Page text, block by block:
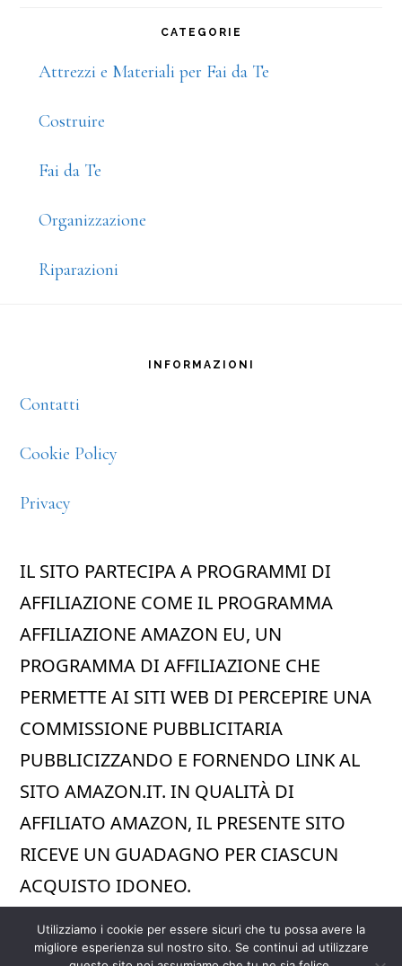
CATEGORIE
Attrezzi e Materiali per Fai da Te
Costruire
Fai da Te
Organizzazione
Riparazioni
INFORMAZIONI
Contatti
Cookie Policy
Privacy
IL SITO PARTECIPA A PROGRAMMI DI
AFFILIAZIONE COME IL PROGRAMMA
AFFILIAZIONE AMAZON EU, UN
PROGRAMMA DI AFFILIAZIONE CHE
PERMETTE AI SITI WEB DI PERCEPIRE UNA
COMMISSIONE PUBBLICITARIA
PUBBLICIZZANDO E FORNENDO LINK AL
SITO AMAZON.IT. IN QUALITÀ DI
AFFILIATO AMAZON, IL PRESENTE SITO
RICEVE UN GUADAGNO PER CIASCUN
ACQUISTO IDONEO.
Utilizziamo i cookie per essere sicuri che tu possa avere la
migliore esperienza sul nostro sito. Se continui ad utilizzare